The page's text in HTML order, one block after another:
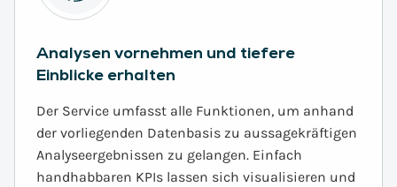
Analysen vornehmen und tiefere
Einblicke erhalten
Der Service umfasst alle Funktionen, um anhand
der vorliegenden Datenbasis zu aussagekräftigen
Analyseergebnissen zu gelangen. Einfach
handhabbaren KPIs lassen sich visualisieren und